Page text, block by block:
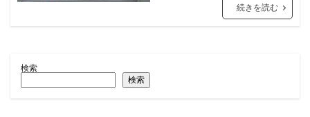
続きを読む
検索
検索